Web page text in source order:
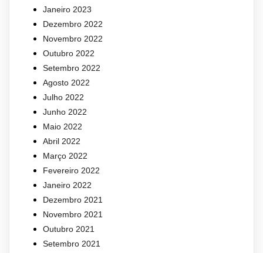
Janeiro 2023
Dezembro 2022
Novembro 2022
Outubro 2022
Setembro 2022
Agosto 2022
Julho 2022
Junho 2022
Maio 2022
Abril 2022
Março 2022
Fevereiro 2022
Janeiro 2022
Dezembro 2021
Novembro 2021
Outubro 2021
Setembro 2021